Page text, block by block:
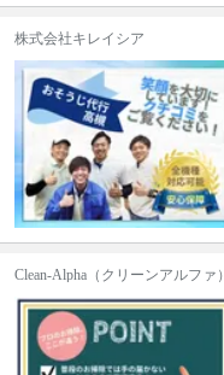
株式会社キレイシア
Clean-Alpha（クリーンアルファ）